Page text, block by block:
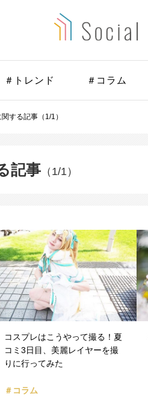
＃トレンド ＃コラム
関する記事（1/1）
記事 （1/1）
コスプレはこうやって撮る！夏
コミ3日目、美麗レイヤーを撮
りに行ってみた
＃コラム